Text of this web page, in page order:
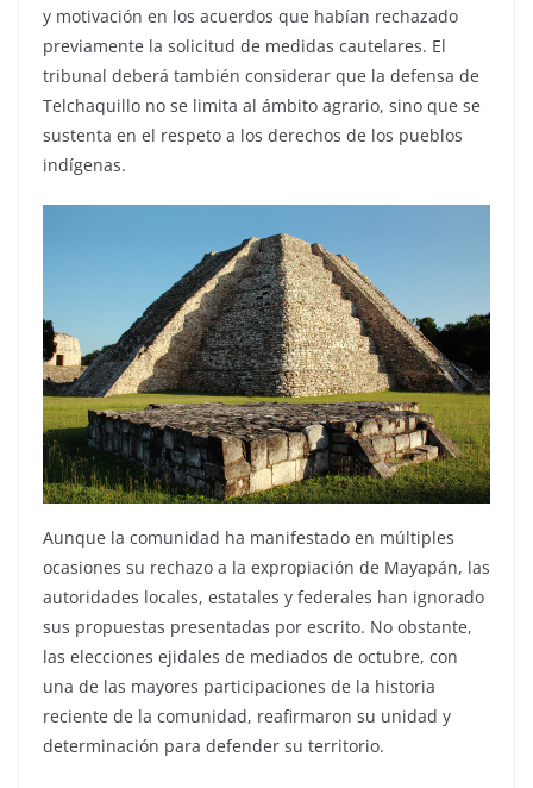
y motivación en los acuerdos que habían rechazado
previamente la solicitud de medidas cautelares. El
tribunal deberá también considerar que la defensa de
Telchaquillo no se limita al ámbito agrario, sino que se
sustenta en el respeto a los derechos de los pueblos
indígenas.
Aunque la comunidad ha manifestado en múltiples
ocasiones su rechazo a la expropiación de Mayapán, las
autoridades locales, estatales y federales han ignorado
sus propuestas presentadas por escrito. No obstante,
las elecciones ejidales de mediados de octubre, con
una de las mayores participaciones de la historia
reciente de la comunidad, reafirmaron su unidad y
determinación para defender su territorio.